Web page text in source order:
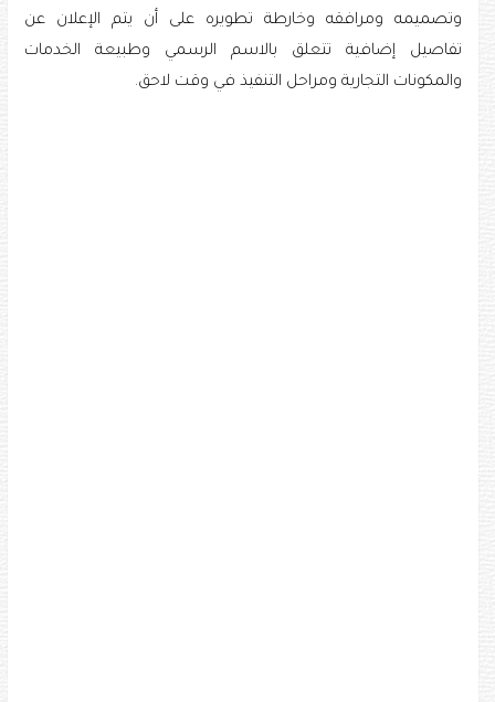
وتصميمه ومرافقه وخارطة تطويره على أن يتم الإعلان عن
تفاصيل إضافية تتعلق بالاسم الرسمي وطبيعة الخدمات
والمكونات التجارية ومراحل التنفيذ في وقت لاحق.